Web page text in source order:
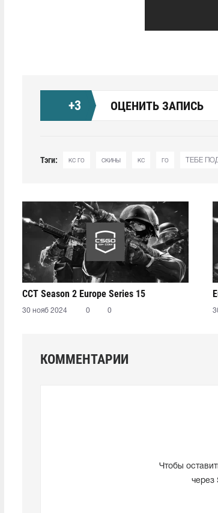
+3 ОЦЕНИТЬ ЗАПИСЬ
Тэги: кс го скины кс го ТЕБЕ
CCT Season 2 Europe Series 15
30 нояб 2024 0 0
КОММЕНТАРИИ
Чтобы
через